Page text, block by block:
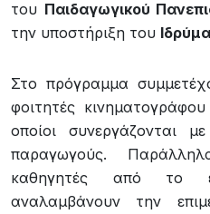
του Παιδαγωγικού
την υποστήριξη του
Στο πρόγραμμα
φοιτητές
οποίοι συνεργάζονται
παραγωγούς.
καθηγητές από το
αναλαμβάνουν την